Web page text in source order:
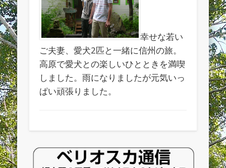
幸せな若い
ご夫妻、愛犬2匹と一緒に信州の旅。
高原で愛犬との楽しいひとときを満喫
しました。雨になりましたが元気いっ
ぱい頑張りました。